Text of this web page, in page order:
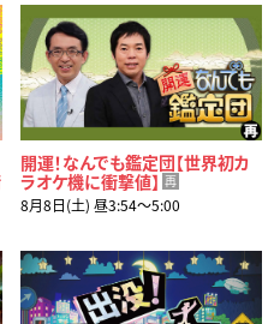
開運！なんでも鑑定団【世界初カ
ラオケ機に衝撃値】 再
8月8日(土) 昼3:54〜5:00